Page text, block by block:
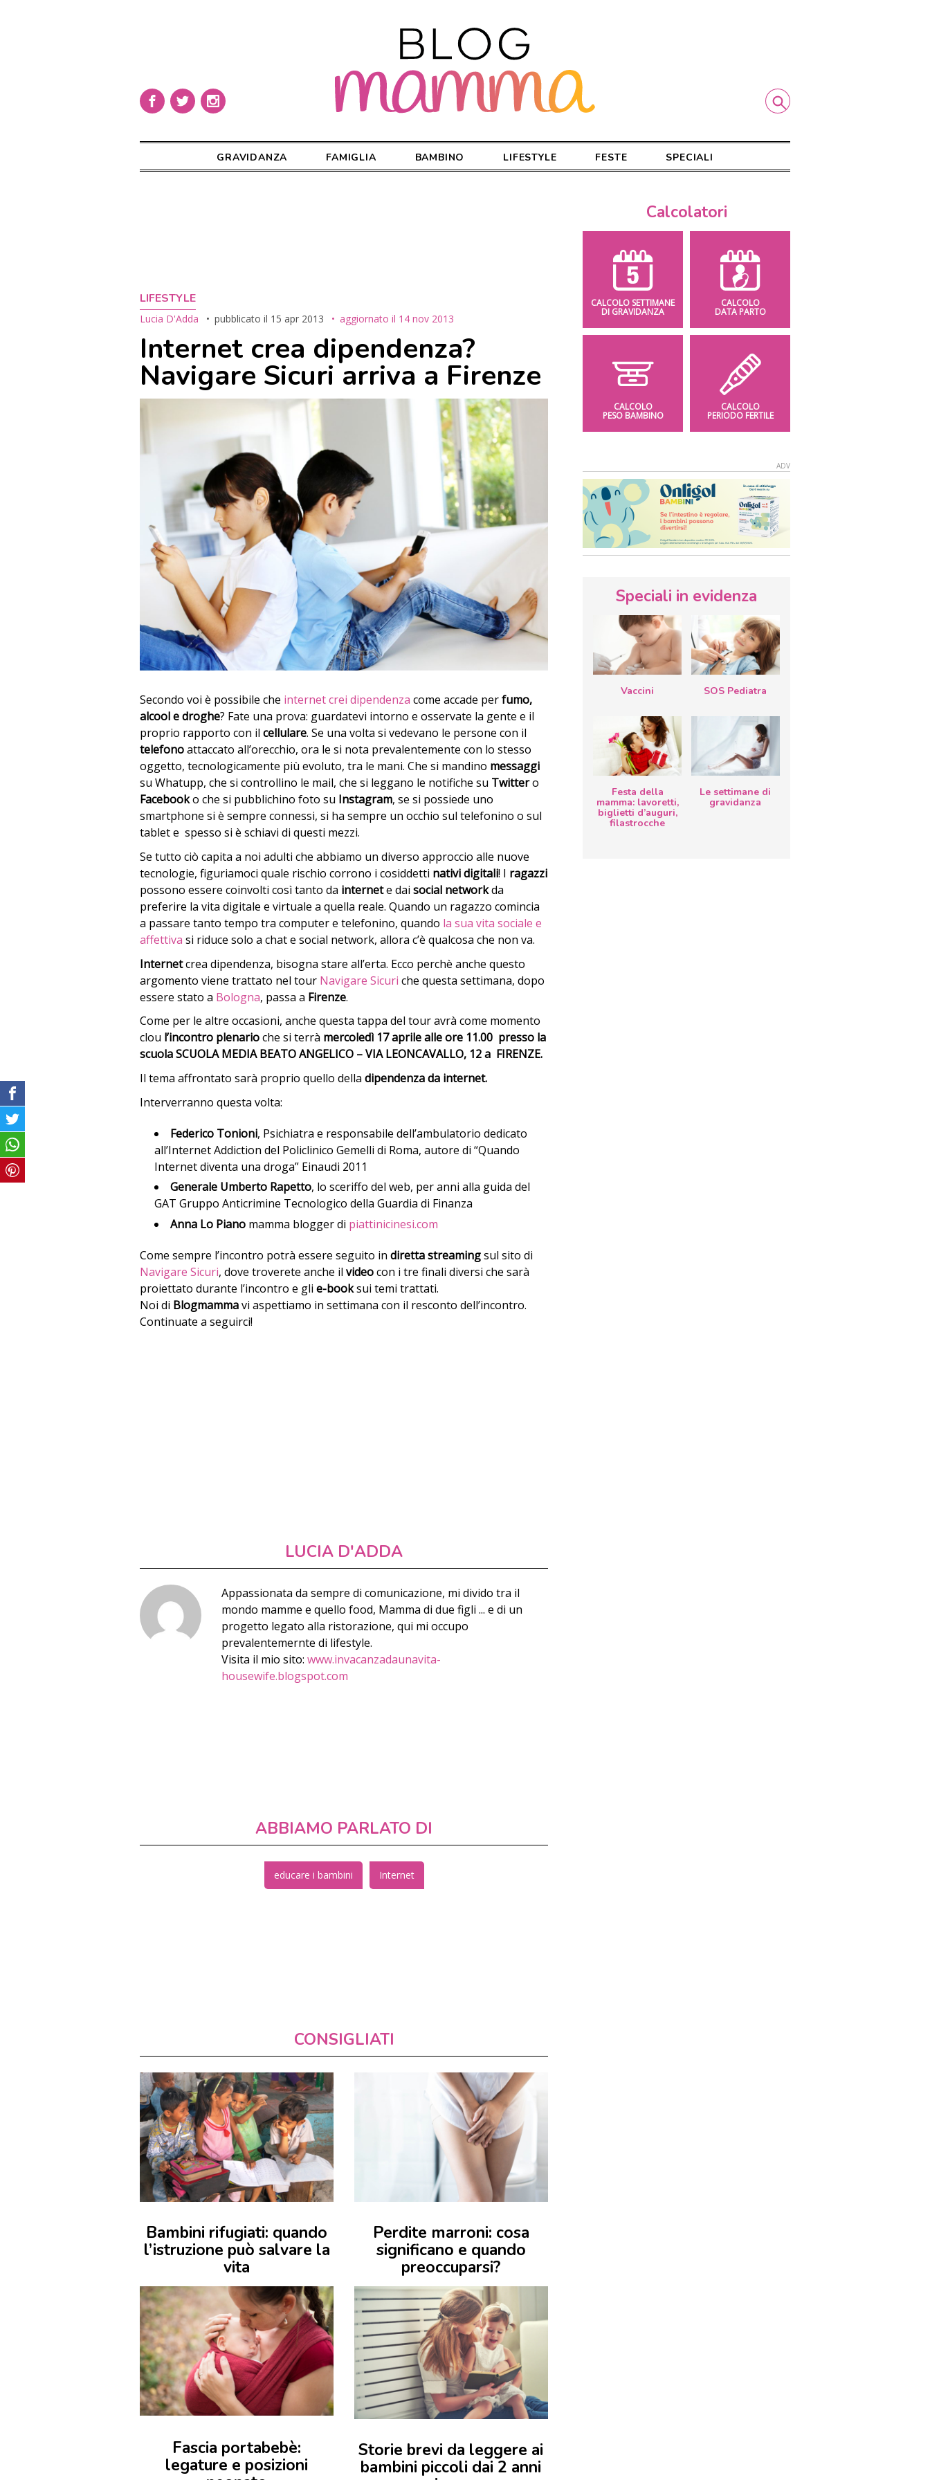
GRAVIDANZA FAMIGLIA BAMBINO LIFESTYLE FESTE SPECIALI
LIFESTYLE
Lucia D'Adda pubblicato il 15 apr 2013 aggiornato il 14 nov 2013
Internet crea dipendenza?
Navigare Sicuri arriva a Firenze
Secondo voi è possibile che internet crei dipendenza come accade perfumo,
alcool e droghe? Fate una prova: guardatevi intorno e osservate la gente e il
proprio rapporto con il cellulare. Se una volta si vedevano le persone con il
telefonoattaccato all’orecchio, ora le si nota prevalentemente con lo stesso
oggetto, tecnologicamente più evoluto, tra le mani. Che si mandino messaggi
su Whatupp, che si controllino le mail, che si leggano le notifiche su Twittero
Facebooko che si pubblichino foto su Instagram, se si possiede uno
smartphone si è sempre connessi, si ha sempre un occhio sul telefonino o sul
tablet e spesso si è schiavi di questi mezzi.
Se tutto ciò capita a noi adulti che abbiamo un diverso approccio alle nuove
tecnologie, figuriamoci quale rischio corrono i cosiddetti nativi digitali! I ragazzi
possono essere coinvolti così tanto da internete dai social networkda
preferire la vita digitale e virtuale a quella reale. Quando un ragazzo comincia
a passare tanto tempo tra computer e telefonino, quando la sua vita sociale e
affettiva si riduce solo a chat e social network, allora c’è qualcosa che non va.
Internetcrea dipendenza, bisogna stare all’erta. Ecco perchè anche questo
argomento viene trattato nel tour Navigare Sicuri che questa settimana, dopo
essere stato a Bologna, passa a Firenze.
Come per le altre occasioni, anche questa tappa del tour avrà come momento
clou l’incontro plenarioche si terrà mercoledì 17 aprile alle ore 11.00 presso la
scuola SCUOLA MEDIA BEATO ANGELICO – VIA LEONCAVALLO, 12 a FIRENZE.
Il tema affrontato sarà proprio quello della dipendenza da internet.
Interverranno questa volta:
Federico Tonioni, Psichiatra e responsabile dell’ambulatorio dedicato
all’Internet Addiction del Policlinico Gemelli di Roma, autore di “Quando
Internet diventa una droga” Einaudi 2011
Generale Umberto Rapetto, lo sceriffo del web, per anni alla guida del
GAT Gruppo Anticrimine Tecnologico della Guardia di Finanza
Anna Lo Piano mamma blogger di piattinicinesi.com
Come sempre l’incontro potrà essere seguito in diretta streamingsul sito di
Navigare Sicuri, dove troverete anche il videocon i tre finali diversi che sarà
proiettato durante l’incontro e gli e-booksui temi trattati.
Noi di Blogmammavi aspettiamo in settimana con il resconto dell’incontro.
Continuate a seguirci!
LUCIA D'ADDA
Appassionata da sempre di comunicazione, mi divido tra il
mondo mamme e quello food, Mamma di due figli ... e di un
progetto legato alla ristorazione, qui mi occupo
prevalentemernte di lifestyle.
Visita il mio sito: www.invacanzadaunavita-
housewife.blogspot.com
ABBIAMO PARLATO DI
educare i bambini Internet
CONSIGLIATI
Bambini rifugiati: quando
l’istruzione può salvare la
vita
Perdite marroni: cosa
significano e quando
preoccuparsi?
Fascia portabebè:
legature e posizioni
Storie brevi da leggere ai
bambini piccoli dai 2 anni
Calcolatori
CALCOLO SETTIMANE
DI GRAVIDANZA
CALCOLO
DATA PARTO
CALCOLO
PESO BAMBINO
CALCOLO
PERIODO FERTILE
Speciali in evidenza
Vaccini SOS Pediatra
Festa della
mamma: lavoretti,
biglietti d’auguri,
filastrocche
Le settimane di
gravidanza